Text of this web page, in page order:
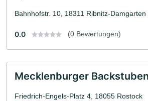
Bahnhofstr. 10, 18311 Ribnitz-Damgarten
0.0 (0 Bewertungen)
Mecklenburger
Friedrich-Engels-Platz 4, 18055 Rostock